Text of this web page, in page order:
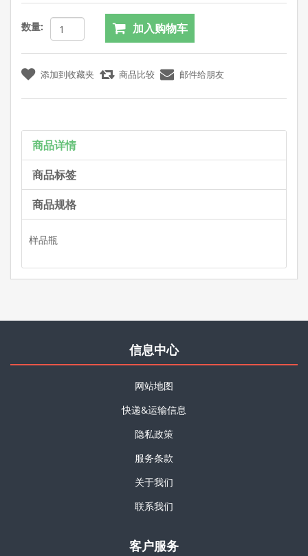
数量:
商品详情
商品标签
商品规格
样品瓶
信息中心
网站地图
快递&运输信息
隐私政策
服务条款
关于我们
联系我们
客户服务